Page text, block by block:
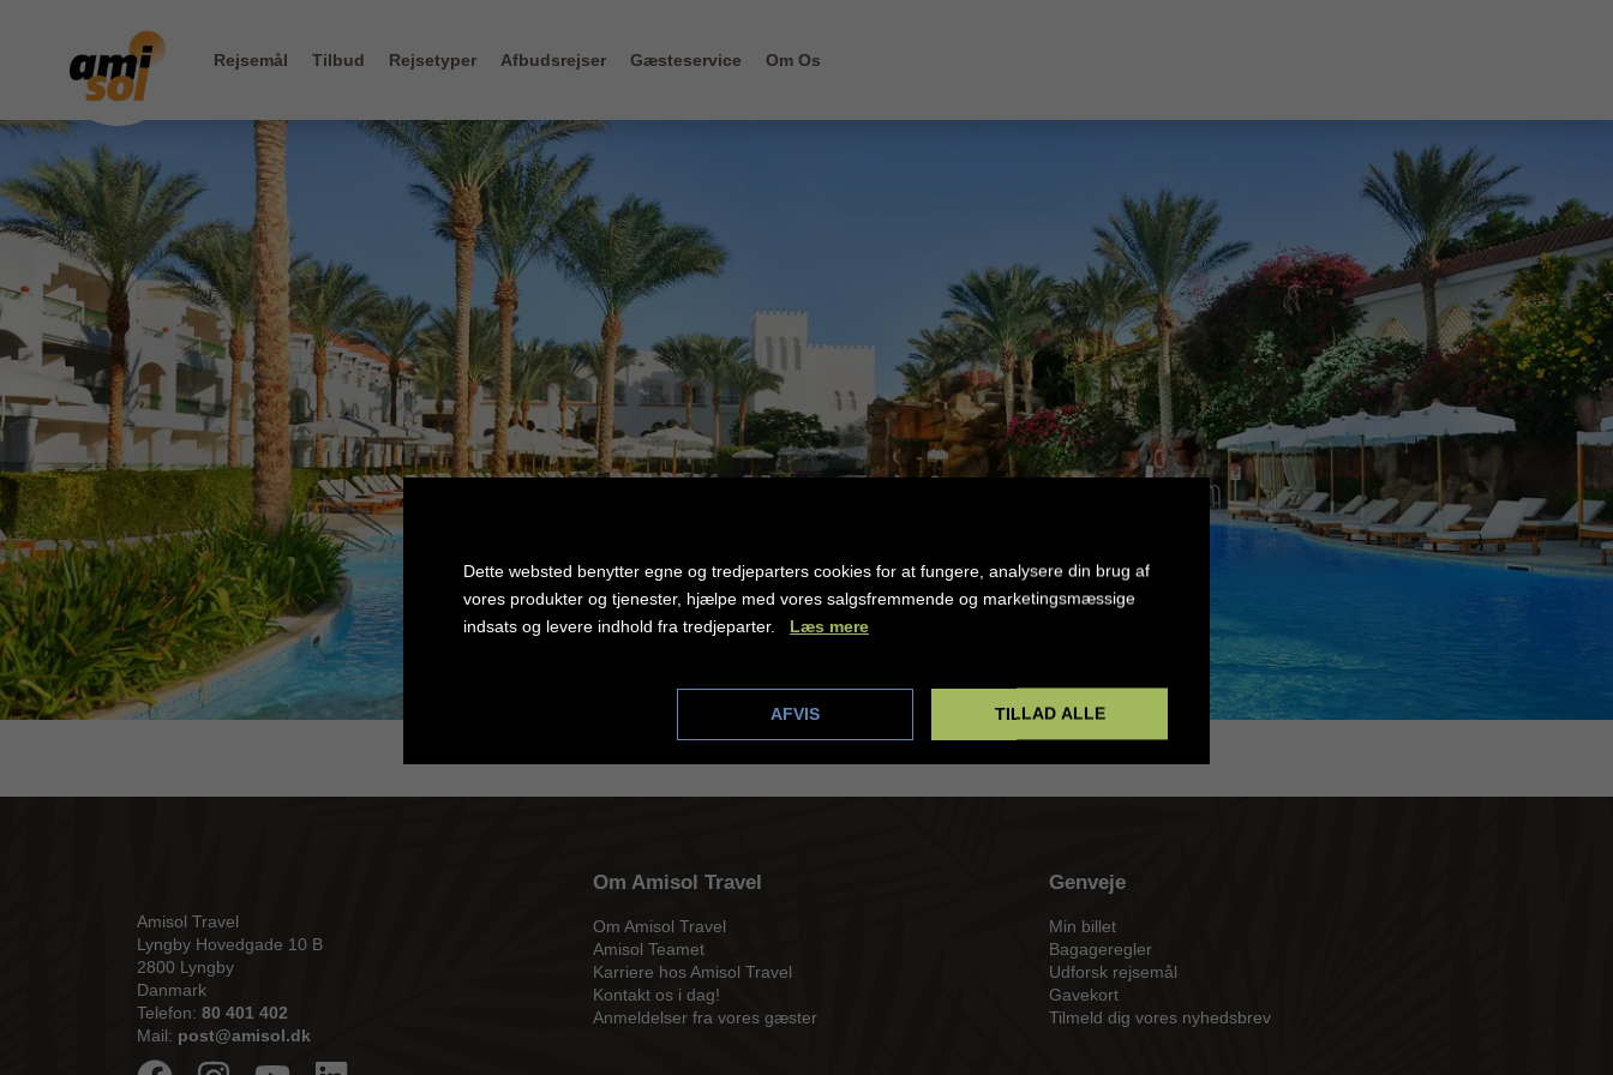
Rejsemål Tilbud Rejsetyper Afbudsrejser Gæsteservice Om Os
Amisol Travel
Lyngby Hovedgade 10 B
2800 Lyngby
Danmark
Telefon: 80 401 402
Mail: post@amisol.dk
Om Amisol Travel
Om Amisol Travel
Amisol Teamet
Karriere hos Amisol Travel
Kontakt os i dag!
Anmeldelser fra vores gæster
Genveje
Min billet
Bagageregler
Udforsk rejsemål
Gavekort
Tilmeld dig vores nyhedsbrev
Dette websted benytter egne og tredjeparters cookies for at fungere, analysere din brug af
vores produkter og tjenester, hjælpe med vores salgsfremmende og marketingsmæssige
indsats og levere indhold fra tredjeparter. Læs mere
AFVIS TILLAD ALLE